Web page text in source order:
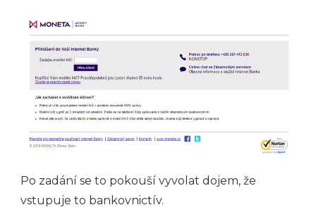
Po zadání se to pokouší vyvolat dojem, že
vstupuje to bankovnictív.